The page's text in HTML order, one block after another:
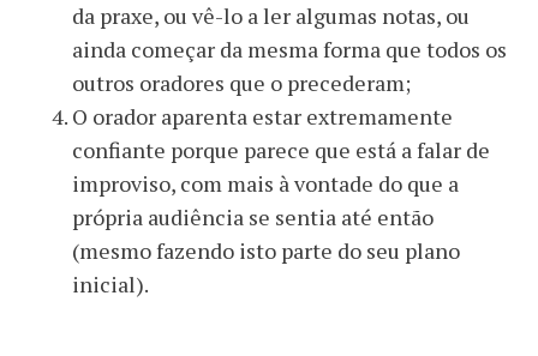
da praxe, ou vê-lo a ler algumas notas, ou
ainda começar da mesma forma que todos os
outros oradores que o precederam;
O orador aparenta estar extremamente
confiante porque parece que está a falar de
improviso, com mais à vontade do que a
própria audiência se sentia até então
(mesmo fazendo isto parte do seu plano
inicial).